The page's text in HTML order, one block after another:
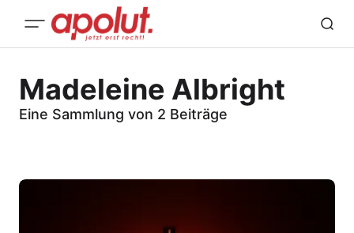
Madeleine Albright
Eine Sammlung von 2 Beiträge